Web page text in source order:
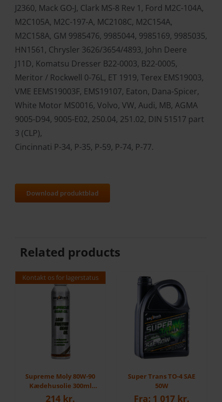
J2360, Mack GO-J, Clark MS-8 Rev 1, Ford M2C-104A,
M2C105A, M2C-197-A, MC2108C, M2C154A,
M2C158A, GM 9985476, 9985044, 9985169, 9985035,
HN1561, Chrysler 3626/3654/4893, John Deere
J11D, Komatsu Dresser B22-0003, B22-0005,
Meritor / Rockwell 0-76L, ET 1919, Terex EMS19003,
VME EEMS19003F, EMS19107, Eaton, Dana-Spicer,
White Motor MS0016, Volvo, VW, Audi, MB, AGMA
9005-D94, 9005-E02, 250.04, 251.02, DIN 51517 part
3 (CLP),
Cincinnati P-34, P-35, P-59, P-74, P-77.
Download produktblad
Related products
Kontakt os for lagerstatus
Supreme Moly 80W-90
Kædehusolie 300ml
Scooter
214 kr.
Super Trans TO-4 SAE
50W
Fra: 1 017 kr.